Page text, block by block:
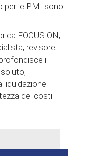
per le PMI sono
FOCUS ON,
revisore
il
liquidazione
dei costi